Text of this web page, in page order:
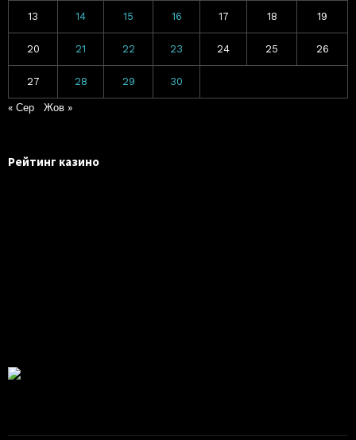
13 14 15 16 17 18 19
20 21 22 23 24 25 26
27 28 29 30
« Сер Жов »
Рейтинг казино